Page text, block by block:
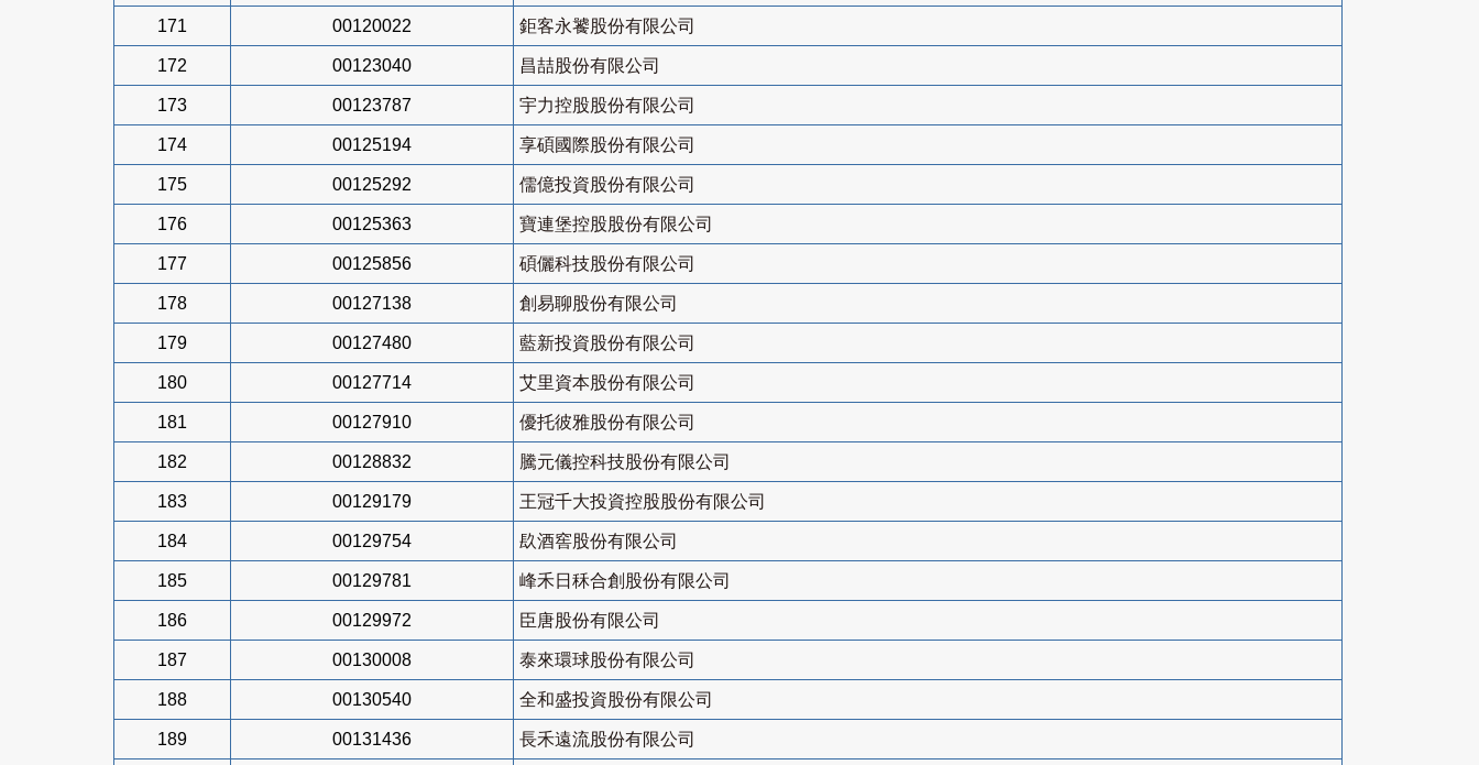
171 00120022 鉅客永饕股份有限公司
172 00123040 昌喆股份有限公司
173 00123787 宇力控股股份有限公司
174 00125194 享碩國際股份有限公司
175 00125292 儒億投資股份有限公司
176 00125363 寶連堡控股股份有限公司
177 00125856 碩儷科技股份有限公司
178 00127138 創易聊股份有限公司
179 00127480 藍新投資股份有限公司
180 00127714 艾里資本股份有限公司
181 00127910 優托彼雅股份有限公司
182 00128832 騰元儀控科技股份有限公司
183 00129179 王冠千大投資控股股份有限公司
184 00129754 镹酒窖股份有限公司
185 00129781 峰禾日秝合創股份有限公司
186 00129972 臣唐股份有限公司
187 00130008 泰來環球股份有限公司
188 00130540 全和盛投資股份有限公司
189 00131436 長禾遠流股份有限公司